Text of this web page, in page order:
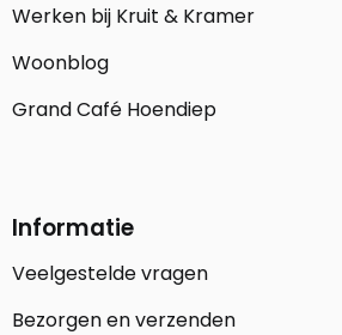
Werken bij Kruit & Kramer
Woonblog
Grand Café Hoendiep
Informatie
Veelgestelde vragen
Bezorgen en verzenden